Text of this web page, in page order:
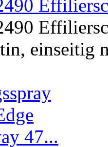
einseitig